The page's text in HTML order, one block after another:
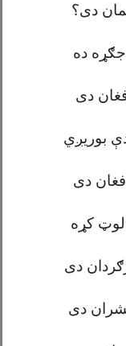
دی؟
ده
دی
بوریږي
فغان دی
کړه
دی
دی